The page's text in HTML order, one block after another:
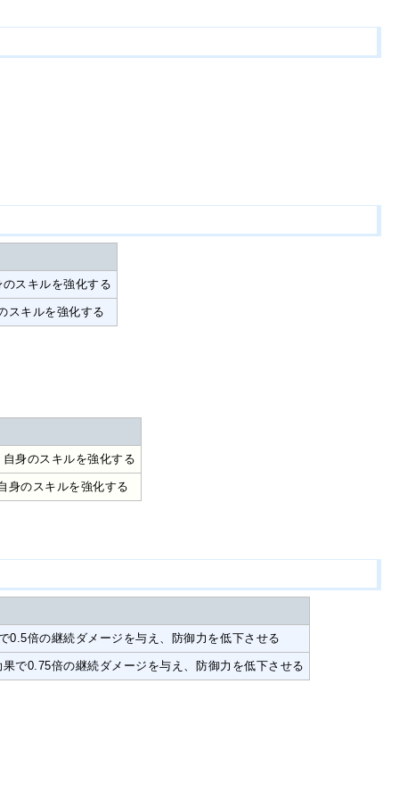
スキルを強化する
スキルを強化する
身のスキルを強化する
身のスキルを強化する
0.5倍の継続ダメージを与え、防御力を低下させる
で0.75倍の継続ダメージを与え、防御力を低下させる